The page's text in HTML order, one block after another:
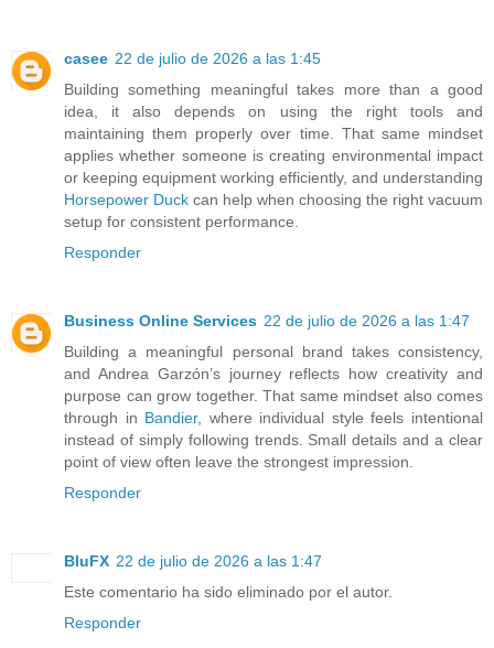
casee 22 de julio de 2026 a las 1:45
Building something meaningful takes more than a good
idea, it also depends on using the right tools and
maintaining them properly over time. That same mindset
applies whether someone is creating environmental impact
or keeping equipment working efficiently, and understanding
Horsepower Duck can help when choosing the right vacuum
setup for consistent performance.
Responder
Business Online Services 22 de julio de 2026 a las 1:47
Building a meaningful personal brand takes consistency,
and Andrea Garzón’s journey reflects how creativity and
purpose can grow together. That same mindset also comes
through in Bandier, where individual style feels intentional
instead of simply following trends. Small details and a clear
point of view often leave the strongest impression.
Responder
BluFX 22 de julio de 2026 a las 1:47
Este comentario ha sido eliminado por el autor.
Responder